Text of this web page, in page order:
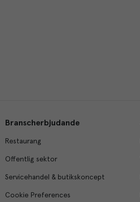
Branscherbjudande
Restaurang
Offentlig sektor
Servicehandel & butikskoncept
Cookie Preferences